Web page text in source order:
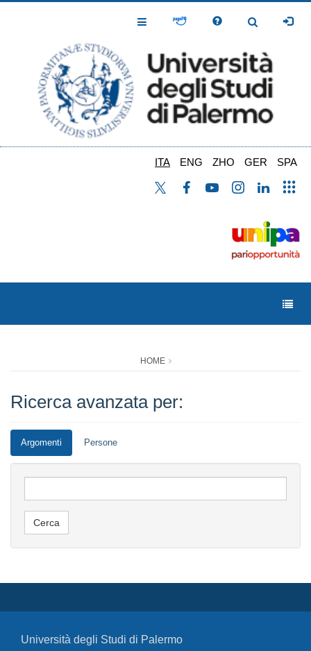
Toggle
Toggle
ITA ENG ZHO GER SPA
HOME
Ricerca avanzata per:
Argomenti Persone
Università degli Studi di Palermo